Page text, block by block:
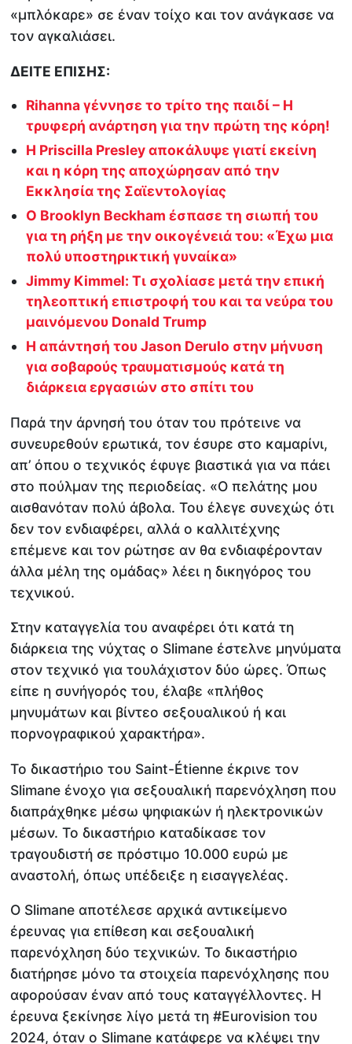
«μπλόκαρε» σε έναν τοίχο και τον ανάγκασε να
τον αγκαλιάσει.
ΔΕΙΤΕ ΕΠΙΣΗΣ:
Rihanna γέννησε το τρίτο της παιδί – Η
τρυφερή ανάρτηση για την πρώτη της κόρη!
Η Priscilla Presley αποκάλυψε γιατί εκείνη
και η κόρη της αποχώρησαν από την
Εκκλησία της Σαϊεντολογίας
Ο Brooklyn Beckham έσπασε τη σιωπή του
για τη ρήξη με την οικογένειά του: «Έχω μια
πολύ υποστηρικτική γυναίκα»
Jimmy Kimmel: Τι σχολίασε μετά την επική
τηλεοπτική επιστροφή του και τα νεύρα του
μαινόμενου Donald Trump
Η απάντησή του Jason Derulo στην μήνυση
για σοβαρούς τραυματισμούς κατά τη
διάρκεια εργασιών στο σπίτι του
Παρά την άρνησή του όταν του πρότεινε να
συνευρεθούν ερωτικά, τον έσυρε στο καμαρίνι,
απ’ όπου ο τεχνικός έφυγε βιαστικά για να πάει
στο πούλμαν της περιοδείας. «Ο πελάτης μου
αισθανόταν πολύ άβολα. Του έλεγε συνεχώς ότι
δεν τον ενδιαφέρει, αλλά ο καλλιτέχνης
επέμενε και τον ρώτησε αν θα ενδιαφέρονταν
άλλα μέλη της ομάδας» λέει η δικηγόρος του
τεχνικού.
Στην καταγγελία του αναφέρει ότι κατά τη
διάρκεια της νύχτας ο Slimane έστελνε μηνύματα
στον τεχνικό για τουλάχιστον δύο ώρες. Όπως
είπε η συνήγορός του, έλαβε «πλήθος
μηνυμάτων και βίντεο σεξουαλικού ή και
πορνογραφικού χαρακτήρα».
Το δικαστήριο του Saint-Étienne έκρινε τον
Slimane ένοχο για σεξουαλική παρενόχληση που
διαπράχθηκε μέσω ψηφιακών ή ηλεκτρονικών
μέσων. Το δικαστήριο καταδίκασε τον
τραγουδιστή σε πρόστιμο 10.000 ευρώ με
αναστολή, όπως υπέδειξε η εισαγγελέας.
Ο Slimane αποτέλεσε αρχικά αντικείμενο
έρευνας για επίθεση και σεξουαλική
παρενόχληση δύο τεχνικών. Το δικαστήριο
διατήρησε μόνο τα στοιχεία παρενόχλησης που
αφορούσαν έναν από τους καταγγέλλοντες. Η
έρευνα ξεκίνησε λίγο μετά τη #Eurovision του
2024, όταν ο Slimane κατάφερε να κλέψει την